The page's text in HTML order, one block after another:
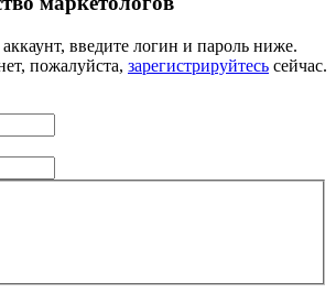
введите логин и пароль ниже.
пожалуйста, зарегистрируйтесь сейчас.